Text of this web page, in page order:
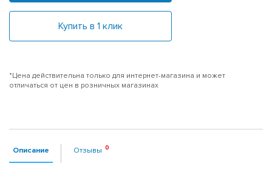
Купить в 1 клик
*Цена действительна только для интернет-магазина и может
отличаться от цен в розничных магазинах
Описание Отзывы